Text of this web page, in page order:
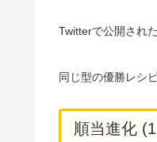
Twitterで公開され
同じ型の優勝レシ
順当進化